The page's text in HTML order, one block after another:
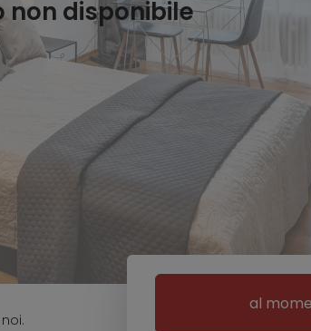
disponibile
al